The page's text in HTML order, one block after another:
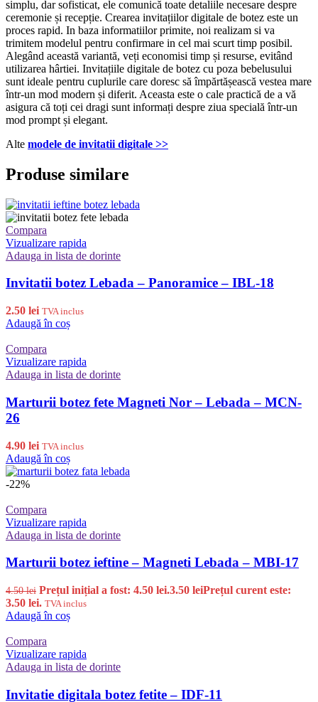
simplu, dar sofisticat, ele comunică toate detaliile necesare despre
ceremonie și recepție. Crearea invitațiilor digitale de botez este un
proces rapid. In baza informatiilor primite, noi realizam si va
trimitem modelul pentru confirmare in cel mai scurt timp posibil.
Alegând această variantă, veți economisi timp și resurse, evitând
utilizarea hârtiei. Invitațiile digitale de botez cu poza bebelusului
sunt ideale pentru cuplurile care doresc să împărtășească vestea mare
într-un mod modern și diferit. Aceasta este o cale practică de a vă
asigura că toți cei dragi sunt informați despre ziua specială într-un
mod prompt și elegant.
Alte modele de invitatii digitale >>
Produse similare
Compara
Vizualizare rapida
Adauga in lista de dorinte
Invitatii botez Lebada – Panoramice – IBL-18
2.50 lei TVA inclus
Adaugă în coș
Compara
Vizualizare rapida
Adauga in lista de dorinte
Marturii botez fete Magneti Nor – Lebada – MCN-
26
4.90 lei TVA inclus
Adaugă în coș
-22%
Compara
Vizualizare rapida
Adauga in lista de dorinte
Marturii botez ieftine – Magneti Lebada – MBI-17
4.50lei Prețul inițial a fost: 4.50 lei.3.50 leiPrețul curent este:
3.50 lei. TVA inclus
Adaugă în coș
Compara
Vizualizare rapida
Adauga in lista de dorinte
Invitatie digitala botez fetite – IDF-11